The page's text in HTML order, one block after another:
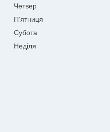
Четвер
Пʼятниця
Субота
Неділя